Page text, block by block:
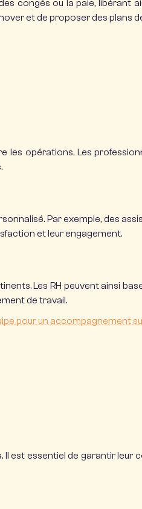
congés ou la paie, libérant
et de proposer des plans
les opérations. Les
Par exemple, des
et leur engagement.
Les RH peuvent ainsi
de travail.
pour un accompagnement
Il est essentiel de garantir leur